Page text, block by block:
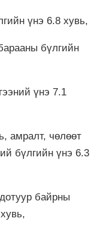
үнэ 6.8 хувь,
бүлгийн
үнэ 7.1
амралт, чөлөөт
бүлгийн үнэ 6.3
байрны